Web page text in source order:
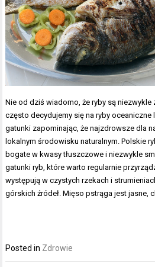
Nie od dziś wiadomo, że ryby są
często decydujemy się na ryby
gatunki zapominając, że najzdrowsze dla
lokalnym środowisku naturalnym. Polskie
bogate w kwasy tłuszczowe i niezwykle
gatunki ryb, które warto regularnie
występują w czystych rzekach i
górskich źródeł. Mięso pstrąga jest jasne,
Posted in Zdrowie